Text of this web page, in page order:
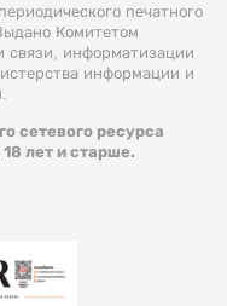
печатного
Комитетом
связи, информатизации
информации и
сетевого ресурса
лет и старше.